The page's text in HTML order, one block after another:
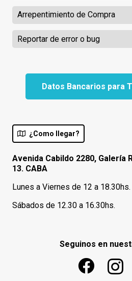
Arrepentimiento de Compra
Reportar de error o bug
Datos Bancarios para
¿Como llegar?
Avenida Cabildo 2280, Galería
13. CABA
Lunes a Viernes de 12 a 18.30hs.
Sábados de 12.30 a 16.30hs.
Seguinos en